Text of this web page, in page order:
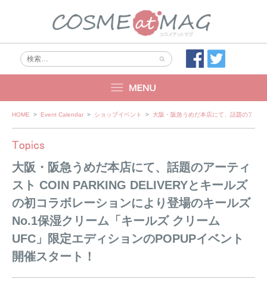
Skip
HOME > Event Calendar > ショップイベント > 大阪・阪急うめだ本店にて、話題のアー
大阪・阪急うめだ本店にて、話題のアーティ
スト COIN PARKING DELIVERYとキールズ
の初コラボレーションにより登場のキールズ
No.1保湿クリーム「キールズ クリーム
UFC」限定エディションのPOPUPイベント
開催スタート！